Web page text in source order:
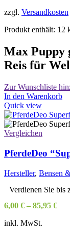
zzgl. Versandkosten
Produkt enthält: 12
Max Puppy
Reis für
Zur Wunschliste
In den Warenkorb
Quick view
Vergleichen
PferdeDeo
Hersteller, Bensen
Verdienen Sie bis
6,00 € – 85,95 €
inkl. MwSt.